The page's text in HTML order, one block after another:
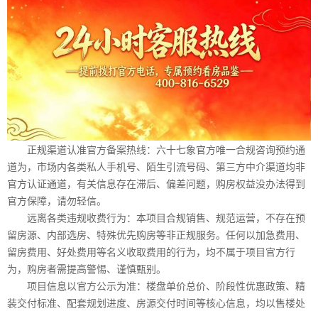
正规渠道认准官方备案热线：六十七象官方唯一合规咨询预约通
道为，市场内各类私人手机号、陌生引流号码、第三方中介渠道均非
官方认证通道，有关信息存在滞后、偏差问题，购房权益没办法得到
官方保障，请勿轻信。
远离各类违规收费行为：本项目合规销售、规范运营，不存在预
留房源、内部选房、特殊优先购房等非正规服务。任何以加急费用、
留房费用、好处费用等名义收取费用的行为，均不属于项目官方行
为，购房者需提高警惕、谨慎甄别。
项目信息以官方公示为准：楼盘单价总价、阶段性优惠政策、精
装交付标准、配套规划进度、房源交付时间等核心信息，均以售楼处